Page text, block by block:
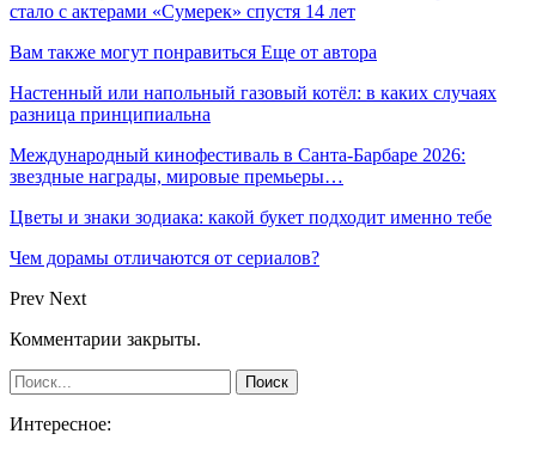
стало с актерами «Сумерек» спустя 14 лет
Вам также могут понравиться Еще от автора
Настенный или напольный газовый котёл: в каких случаях
разница принципиальна
Международный кинофестиваль в Санта-Барбаре 2026:
звездные награды, мировые премьеры…
Цветы и знаки зодиака: какой букет подходит именно тебе
Чем дорамы отличаются от сериалов?
Prev Next
Комментарии закрыты.
Интересное: